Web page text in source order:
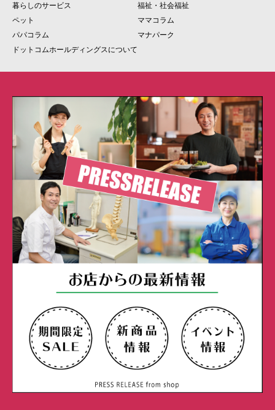
暮らしのサービス
福祉・社会福祉
ペット
ママコラム
パパコラム
マナパーク
ドットコムホールディングスについて